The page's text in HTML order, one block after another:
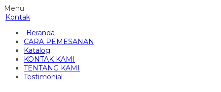
Menu
Kontak
Beranda
CARA PEMESANAN
Katalog
KONTAK KAMI
TENTANG KAMI
Testimonial